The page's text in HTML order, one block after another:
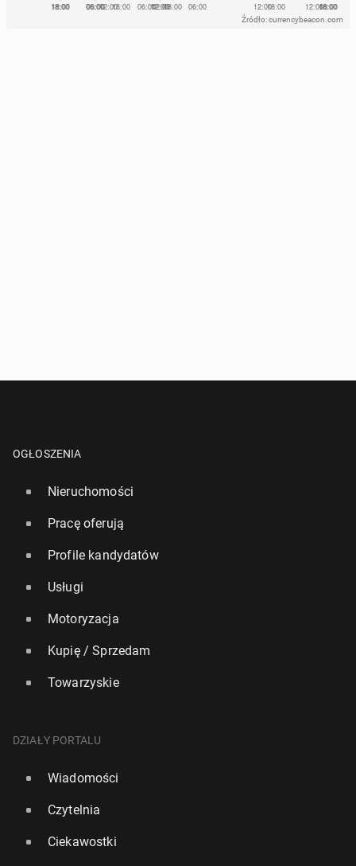
Źródło: currencybeacon.com
OGŁOSZENIA
Nieruchomości
Pracę oferują
Profile kandydatów
Usługi
Motoryzacja
Kupię / Sprzedam
Towarzyskie
DZIAŁY PORTALU
Wiadomości
Czytelnia
Ciekawostki